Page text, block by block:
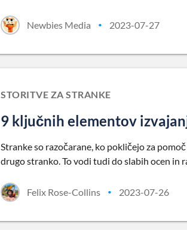
Newbies Media • 2023-07-27
STORITVE ZA STRANKE
9 ključnih elementov
Stranke so razočarane, ko pokličejo za
drugo stranko. To vodi tudi do slabih ocen in
Felix Rose-Collins • 2023-07-26